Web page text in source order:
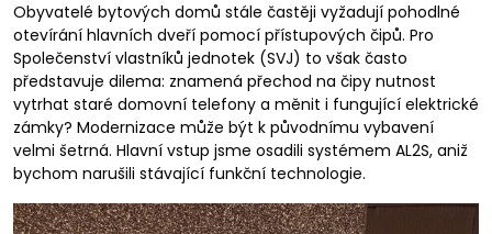
Obyvatelé bytových domů stále častěji vyžadují pohodlné
otevírání hlavních dveří pomocí přístupových čipů. Pro
Společenství vlastníků jednotek (SVJ) to však často
představuje dilema: znamená přechod na čipy nutnost
vytrhat staré domovní telefony a měnit i fungující elektrické
zámky? Modernizace může být k původnímu vybavení
velmi šetrná. Hlavní vstup jsme osadili systémem AL2S, aniž
bychom narušili stávající funkční technologie.